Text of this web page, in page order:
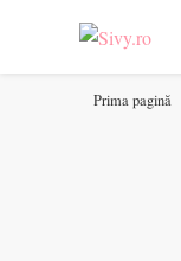
Prima pagină